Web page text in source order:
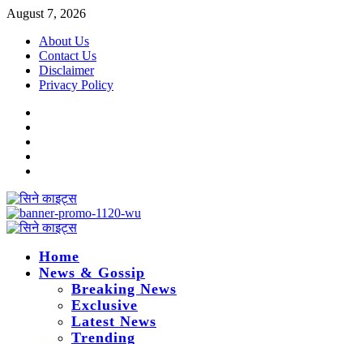
Skip
content
August 7, 2026
About Us
Contact Us
Disclaimer
Privacy Policy
Primary
Home
News & Gossip
Breaking News
Exclusive
Latest News
Trending